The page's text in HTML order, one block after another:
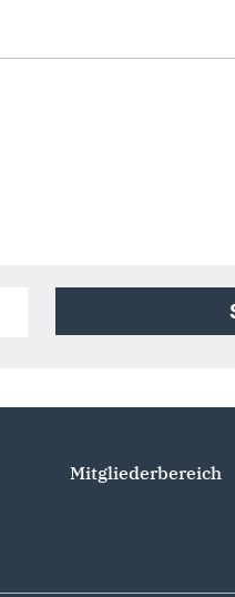
Mitgliederbereich